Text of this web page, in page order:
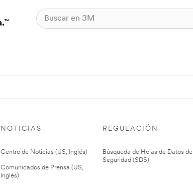
NOTICIAS
Centro de Noticias (US, Inglés)
Comunicados de Prensa (US,
Inglés)
REGULACIÓN
Búsqueda de Hojas de Datos de
Seguridad (SDS)